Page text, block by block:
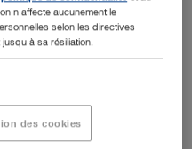
T2, stérile (1)
T4, stérile (1)
(1)
de pression (1)
n'affecte aucunement le
selon les directives
sa résiliation.
des cookies